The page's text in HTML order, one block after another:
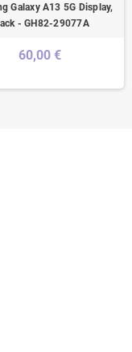
Galaxy A13 5G Display,
- GH82-29077A
60,00 €